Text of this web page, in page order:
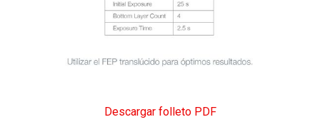
Descargar folleto PDF